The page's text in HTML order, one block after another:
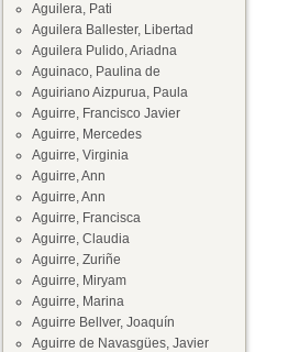
Aguilera, Pati
Aguilera Ballester, Libertad
Aguilera Pulido, Ariadna
Aguinaco, Paulina de
Aguiriano Aizpurua, Paula
Aguirre, Francisco Javier
Aguirre, Mercedes
Aguirre, Virginia
Aguirre, Ann
Aguirre, Ann
Aguirre, Francisca
Aguirre, Claudia
Aguirre, Zuriñe
Aguirre, Miryam
Aguirre, Marina
Aguirre Bellver, Joaquín
Aguirre de Navasgües, Javier